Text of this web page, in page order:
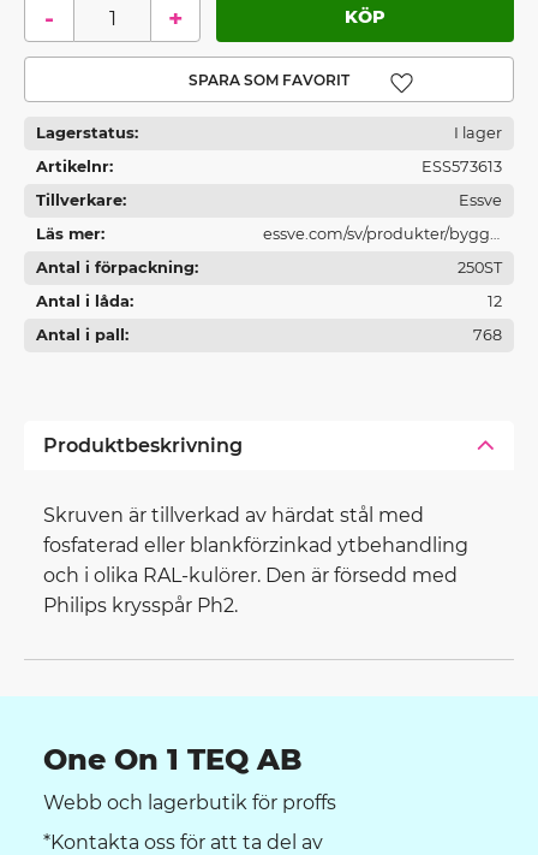
+
-
Lägg till i favoriter
Lagerstatus
I lager
Artikelnr
ESS573613
Tillverkare
Essve
Läs mer
essve.com/sv/produkter/bygg--
och-traskruv/
Antal i förpackning
250ST
Antal i låda
12
Antal i pall
768
Produktbeskrivning
Skruven är tillverkad av härdat stål med
fosfaterad eller blankförzinkad ytbehandling
och i olika RAL-kulörer. Den är försedd med
Philips krysspår Ph2.
One On 1 TEQ AB
Webb och lagerbutik för proffs
*Kontakta oss för att ta del av